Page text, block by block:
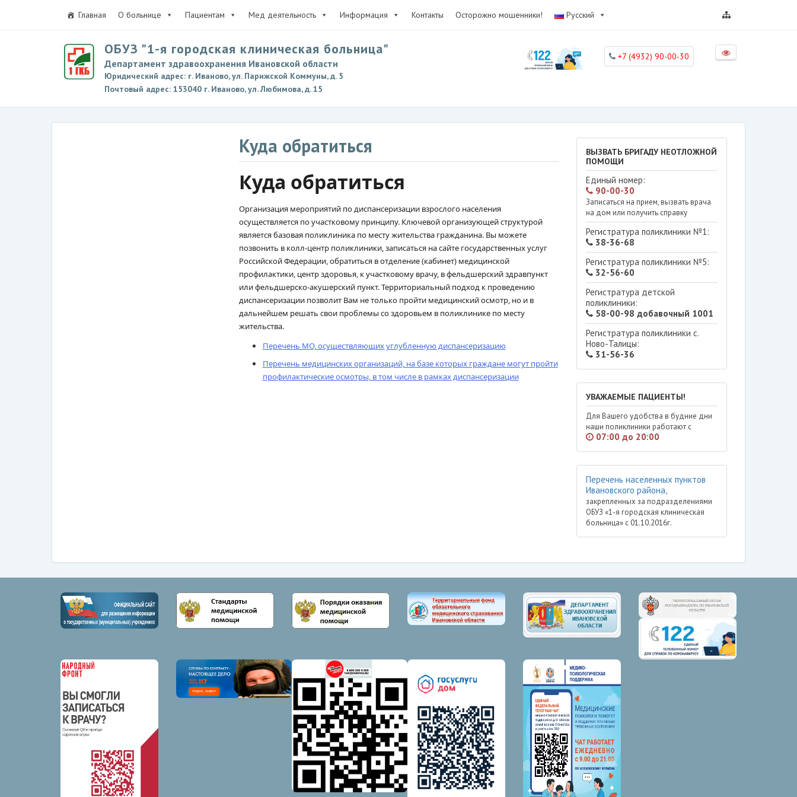
Главная О больнице Пациентам Мед деятельность Информация Контакты Осторожно мошенники! Русский
ОБУЗ "1-я городская клиническая больница"
Департамент здравоохранения Ивановской области
Юридический адрес: г. Иваново, ул. Парижской Коммуны, д. 5
Почтовый адрес: 153040 г. Иваново, ул. Любимова, д. 15
+7 (4932) 90-00-30
Куда обратиться
Куда обратиться
Организация мероприятий по диспансеризации взрослого населения
осуществляется по участковому принципу. Ключевой организующей структурой
является базовая поликлиника по месту жительства гражданина. Вы можете
позвонить в колл-центр поликлиники, записаться на сайте государственных услуг
Российской Федерации, обратиться в отделение (кабинет) медицинской
профилактики, центр здоровья, к участковому врачу, в фельдшерский здравпункт
или фельдшерско-акушерский пункт. Территориальный подход к проведению
диспансеризации позволит Вам не только пройти медицинский осмотр, но и в
дальнейшем решать свои проблемы со здоровьем в поликлинике по месту
жительства.
Перечень МО, осуществляющих углубленную диспансеризацию
Перечень медицинских организаций, на базе которых граждане могут пройти
профилактические осмотры, в том числе в рамках диспансеризации
ВЫЗВАТЬ БРИГАДУ НЕОТЛОЖНОЙ
ПОМОЩИ
Единый номер:
90-00-30
Записаться на прием, вызвать врача
на дом или получить справку
Регистратура поликлиники №1:
38-36-68
Регистратура поликлиники №5:
32-56-60
Регистратура детской
поликлиники:
58-00-98 добавочный 1001
Регистратура поликлиники с.
Ново-Талицы:
31-56-36
УВАЖАЕМЫЕ ПАЦИЕНТЫ!
Для Вашего удобства в будние дни
наши поликлиники работают с
07:00 до 20:00
Перечень населенных пунктов
Ивановского района,
закрепленных за подразделениями
ОБУЗ «1-я городская клиническая
больница» с 01.10.2016г.